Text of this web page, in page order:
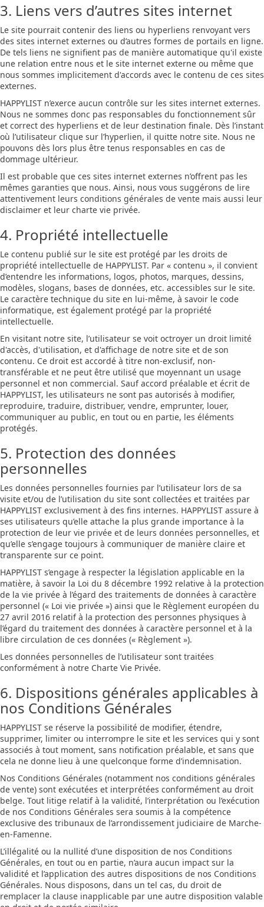
3. Liens vers d’autres sites internet
Le site pourrait contenir des liens ou hyperliens renvoyant vers
des sites internet externes ou d’autres formes de portails en ligne.
De tels liens ne signifient pas de manière automatique qu'il existe
une relation entre nous et le site internet externe ou même que
nous sommes implicitement d'accords avec le contenu de ces sites
externes.
HAPPYLIST n’exerce aucun contrôle sur les sites internet externes.
Nous ne sommes donc pas responsables du fonctionnement sûr
et correct des hyperliens et de leur destination finale. Dès l’instant
où l’utilisateur clique sur l’hyperlien, il quitte notre site. Nous ne
pouvons dès lors plus être tenus responsables en cas de
dommage ultérieur.
Il est probable que ces sites internet externes n’offrent pas les
mêmes garanties que nous. Ainsi, nous vous suggérons de lire
attentivement leurs conditions générales de vente mais aussi leur
disclaimer et leur charte vie privée.
4. Propriété intellectuelle
Le contenu publié sur le site est protégé par les droits de
propriété intellectuelle de HAPPYLIST. Par « contenu », il convient
d’entendre les informations, logos, photos, marques, dessins,
modèles, slogans, bases de données, etc. accessibles sur le site.
Le caractère technique du site en lui-même, à savoir le code
informatique, est également protégé par la propriété
intellectuelle.
En visitant notre site, l’utilisateur se voit octroyer un droit limité
d'accès, d'utilisation, et d'affichage de notre site et de son
contenu. Ce droit est accordé à titre non-exclusif, non-
transférable et ne peut être utilisé que moyennant un usage
personnel et non commercial. Sauf accord préalable et écrit de
HAPPYLIST, les utilisateurs ne sont pas autorisés à modifier,
reproduire, traduire, distribuer, vendre, emprunter, louer,
communiquer au public, en tout ou en partie, les éléments
protégés.
5. Protection des données
personnelles
Les données personnelles fournies par l’utilisateur lors de sa
visite et/ou de l’utilisation du site sont collectées et traitées par
HAPPYLIST exclusivement à des fins internes. HAPPYLIST assure à
ses utilisateurs qu’elle attache la plus grande importance à la
protection de leur vie privée et de leurs données personnelles, et
qu’elle s’engage toujours à communiquer de manière claire et
transparente sur ce point.
HAPPYLIST s’engage à respecter la législation applicable en la
matière, à savoir la Loi du 8 décembre 1992 relative à la protection
de la vie privée à l’égard des traitements de données à caractère
personnel (« Loi vie privée ») ainsi que le Règlement européen du
27 avril 2016 relatif à la protection des personnes physiques à
l’égard du traitement des données à caractère personnel et à la
libre circulation de ces données (« Règlement »).
Les données personnelles de l’utilisateur sont traitées
conformément à notre Charte Vie Privée.
6. Dispositions générales applicables à
nos Conditions Générales
HAPPYLIST se réserve la possibilité de modifier, étendre,
supprimer, limiter ou interrompre le site et les services qui y sont
associés à tout moment, sans notification préalable, et sans que
cela ne donne lieu à une quelconque forme d’indemnisation.
Nos Conditions Générales (notamment nos conditions générales
de vente) sont exécutées et interprétées conformément au droit
belge. Tout litige relatif à la validité, l’interprétation ou l’exécution
de nos Conditions Générales sera soumis à la compétence
exclusive des tribunaux de l’arrondissement judiciaire de Marche-
en-Famenne.
L’illégalité ou la nullité d’une disposition de nos Conditions
Générales, en tout ou en partie, n’aura aucun impact sur la
validité et l’application des autres dispositions de nos Conditions
Générales. Nous disposons, dans un tel cas, du droit de
remplacer la clause inapplicable par une autre disposition valable